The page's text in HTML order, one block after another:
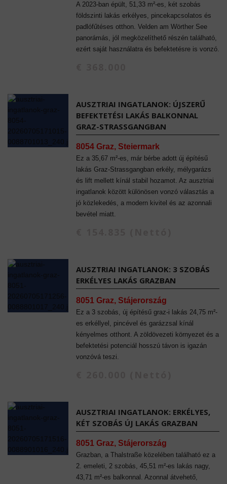
A 2023-ban épült, 51,33 m²-es, két szobás
földszinti lakás erkélyes, pincekapcsolatos és
padlófűtéses otthon. Velden am Wörther See
panorámás, jól megközelíthető részén található,
ezért saját használatra és befektetésre is vonzó.
AUSZTRIAI INGATLANOK: ÚJSZERŰ
BEFEKTETÉSI LAKÁS BALKONNAL
GRAZ-STRASSGANGBAN
8054 Graz, Steiermark
Ez a 35,67 m²-es, már bérbe adott új építésű
lakás Graz-Strassgangban erkély, mélygarázs
és lift mellett kínál stabil hozamot. Az ausztriai
ingatlanok között különösen vonzó választás a
jó közlekedés, a modern kivitel és az azonnali
bevétel miatt.
AUSZTRIAI INGATLANOK: 3 SZOBÁS
ERKÉLYES LAKÁS GRAZBAN
8051 Graz, Stájerország
Ez a 3 szobás, új építésű graz-i lakás 24,75 m²-
es erkéllyel, pincével és garázzsal kínál
kényelmes otthont. A zöldövezeti környezet és a
befektetési potenciál hosszú távon is igazán
vonzóvá teszi.
AUSZTRIAI INGATLANOK: ERKÉLYES,
KÉT SZOBÁS ÚJ LAKÁS GRAZBAN
8051 Graz, Stájerország
Grazban, a Thalstraße közelében található ez a
2. emeleti, 2 szobás, 45,51 m²-es lakás nagy,
43,71 m²-es balkonnal. Azonnal átvehető,